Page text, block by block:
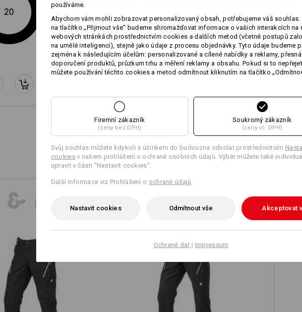
Personalizace:
Vlastní návrh
20
+6 další vybavení +6 další vybavení
Porovnat všechny detaily
MATCH
do pasu e.s.ambition Kalhoty s více kapsami e.s.ambition
používáme.
Abychom vám mohli zobrazovat personalizovaný obsah, potřebujeme váš souhlas.
na tlačítko „Přijmout vše“ budeme shromažďovat informace o vašich interakcích na
webových stránkách prostřednictvím cookies a dalších metod (včetně postupů
na umělé inteligenci), stejně jako údaje z procesu objednávky. Tyto údaje budeme
zejména k následujícím účelům: personalizované a cílené nabídky a reklamy, přesná
doporučení produktů, průzkum trhu a měření reklamy a obsahu. Pokud si to
můžete používání těchto cookies a metod odmítnout kliknutím na tlačítko
Firemní zákazník
(ceny bez DPH)
Soukromý zákazník
(ceny vč. DPH)
Svůj souhlas můžete kdykoli s účinkem do budoucna odvolat prostřednictvím
cookiesv našem prohlášení o ochraně osobních údajů. Výběr můžete také
upravit v části "Nastavit cookies".
Další informace viz Prohlášení o ochraně údajů
Nastavit cookies Odmítnout vše Akceptovat
Ochraně dat| Impressum